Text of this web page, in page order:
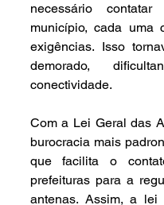
necessário
município, cada uma
exigências. Isso
demorado,
conectividade.
Com a Lei Geral das
burocracia mais
que facilita o
prefeituras para a
antenas. Assim, a lei